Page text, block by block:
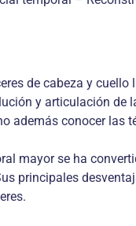
de cabeza y
y articulación de
además conocer las
mayor se ha
principales